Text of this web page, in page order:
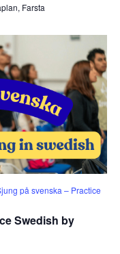
Farsta
Swedish by
på svenska – Practice